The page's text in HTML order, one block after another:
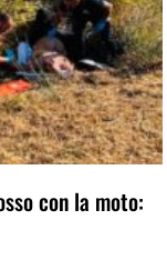
con la moto: